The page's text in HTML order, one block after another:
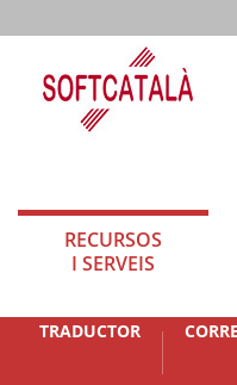
RECURSOS
I SERVEIS
TRADUCTOR